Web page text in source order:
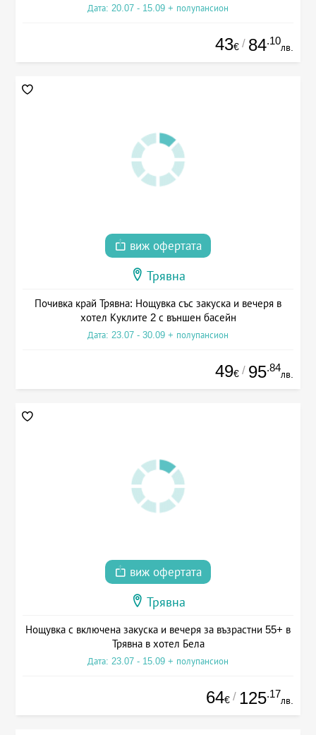
Дата: 20.07 - 15.09 + полупансион
43€ / 84.10
лв.
виж офертата
Трявна
Почивка край Трявна: Нощувка със закуска и вечеря в
хотел Куклите 2 с външен басейн
Дата: 23.07 - 30.09 + полупансион
49€ / 95.84
лв.
виж офертата
Трявна
Нощувка с включена закуска и вечеря за възрастни 55+ в
Трявна в хотел Бела
Дата: 23.07 - 15.09 + полупансион
64€ / 125.17
лв.